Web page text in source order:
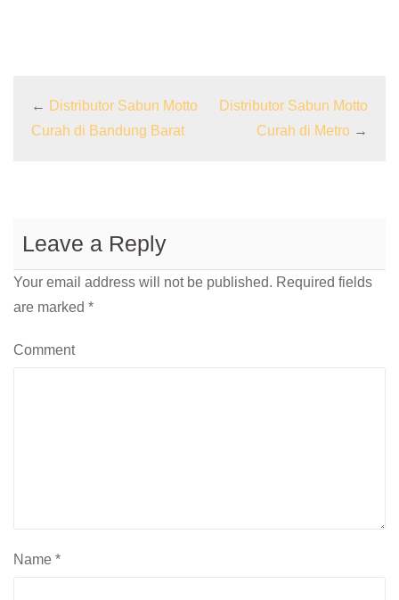
← Distributor Sabun Motto
Curah di Bandung Barat
Distributor Sabun Motto
Curah di Metro →
Leave a Reply
Your email address will not be published. Required fields
are marked *
Comment
Name *